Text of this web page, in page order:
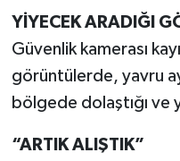
YİYECEK ARADIĞI
Güvenlik kamerası
görüntülerde, yavru
bölgede dolaştığı ve
“ARTIK ALIŞTIK”